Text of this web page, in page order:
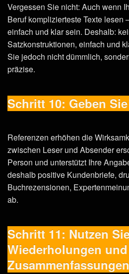
Vergessen Sie nicht: Auch wenn
Beruf komplizierteste Texte lesen
einfach und klar sein. Deshalb:
Satzkonstruktionen, einfach und
Sie jedoch nicht dümmlich,
präzise.
Schritt 10: Geben
Referenzen erhöhen die
zwischen Leser und Absender
Person und unterstützt Ihre
deshalb positive Kundenbriefe,
Buchrezensionen,
ab.
Schritt 11: Nutzen
Wiederholungen und
Zusammenfassungen